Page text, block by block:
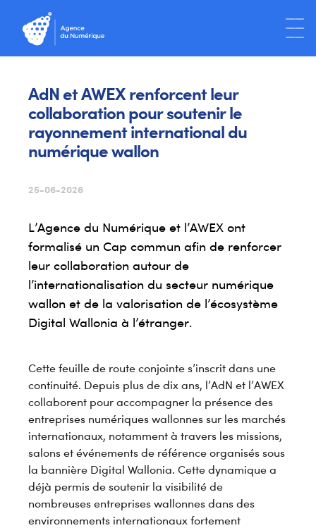
AdN et AWEX renforcent leur
collaboration pour soutenir le
rayonnement international du
numérique wallon
25-06-2026
L’Agence du Numérique et l’AWEX ont
formalisé un Cap commun afin de renforcer
leur collaboration autour de
l’internationalisation du secteur numérique
wallon et de la valorisation de l’écosystème
Digital Wallonia à l’étranger.
Cette feuille de route conjointe s’inscrit dans une
continuité. Depuis plus de dix ans, l’AdN et l’AWEX
collaborent pour accompagner la présence des
entreprises numériques wallonnes sur les marchés
internationaux, notamment à travers les missions,
salons et événements de référence organisés sous
la bannière Digital Wallonia. Cette dynamique a
déjà permis de soutenir la visibilité de
nombreuses entreprises wallonnes dans des
environnements internationaux fortement